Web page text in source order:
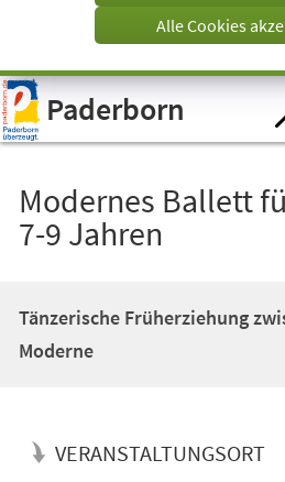
Visuelle
Assistenzsoftware
öffnen.
Alle Cookies
Paderborn
Modernes Ballett
7-9 Jahren
Tänzerische Früherziehung
Moderne
VERANSTALTUNGSORT